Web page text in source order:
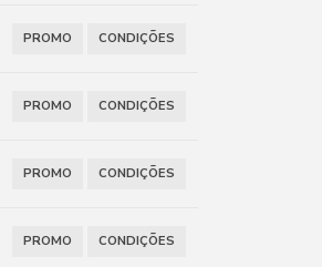
PROMO CONDIÇÕES
PROMO CONDIÇÕES
PROMO CONDIÇÕES
PROMO CONDIÇÕES